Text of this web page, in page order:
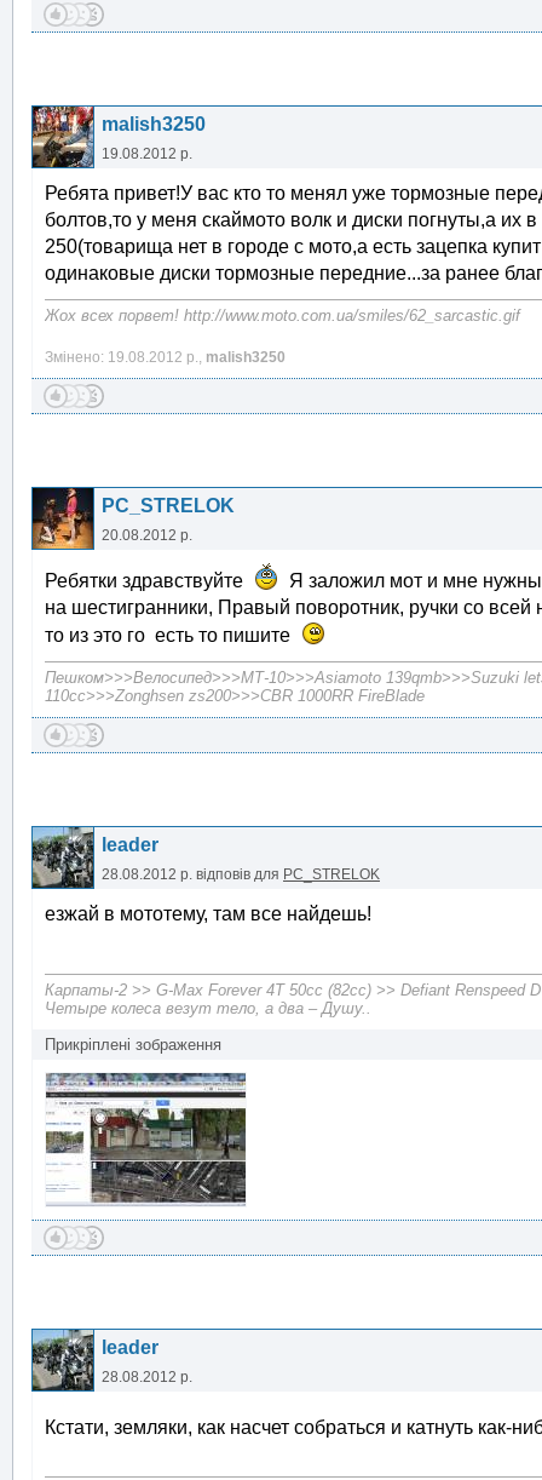
malish3250
19.08.2012 р.
Ребята привет!У вас кто то менял уже тормозные
болтов,то у меня скаймото волк и диски погнуты,а их
250(товарища нет в городе с мото,а есть зацепка
одинаковые диски тормозные передние...за ранее
Жох всех порвет! http://www.moto.com.ua/smiles/62_sarcastic.gif
Змінено: 19.08.2012 р., malish3250
PC_STRELOK
20.08.2012 р.
Ребятки здравствуйте
Я заложил мот и мне нужны
на шестигранники, Правый поворотник, ручки со всей
то из это го есть то пишите
Пешком>>>Велосипед>>>МТ-10>>>Asiamoto 139qmb>>>Suzuki
110cc>>>Zonghsen zs200>>>CBR 1000RR FireBlade
leader
28.08.2012 р. відповів для PC_STRELOK
езжай в мототему, там все найдешь!
Карпаты-2 >> G-Max Forever 4T 50cc (82cc) >> Defiant Renspeed
Четыре колеса везут тело, а два – Душу..
Прикріплені зображення
leader
28.08.2012 р.
Кстати, земляки, как насчет собраться и катнуть как-